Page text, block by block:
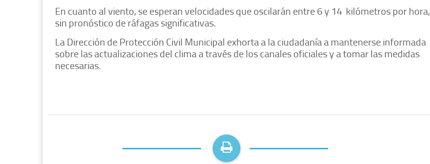
En cuanto al viento, se esperan velocidades que oscilarán entre 6 y 14 kilómetros por hora,
sin pronóstico de ráfagas significativas.
La Dirección de Protección Civil Municipal exhorta a la ciudadanía a mantenerse informada
sobre las actualizaciones del clima a través de los canales oficiales y a tomar las medidas
necesarias.